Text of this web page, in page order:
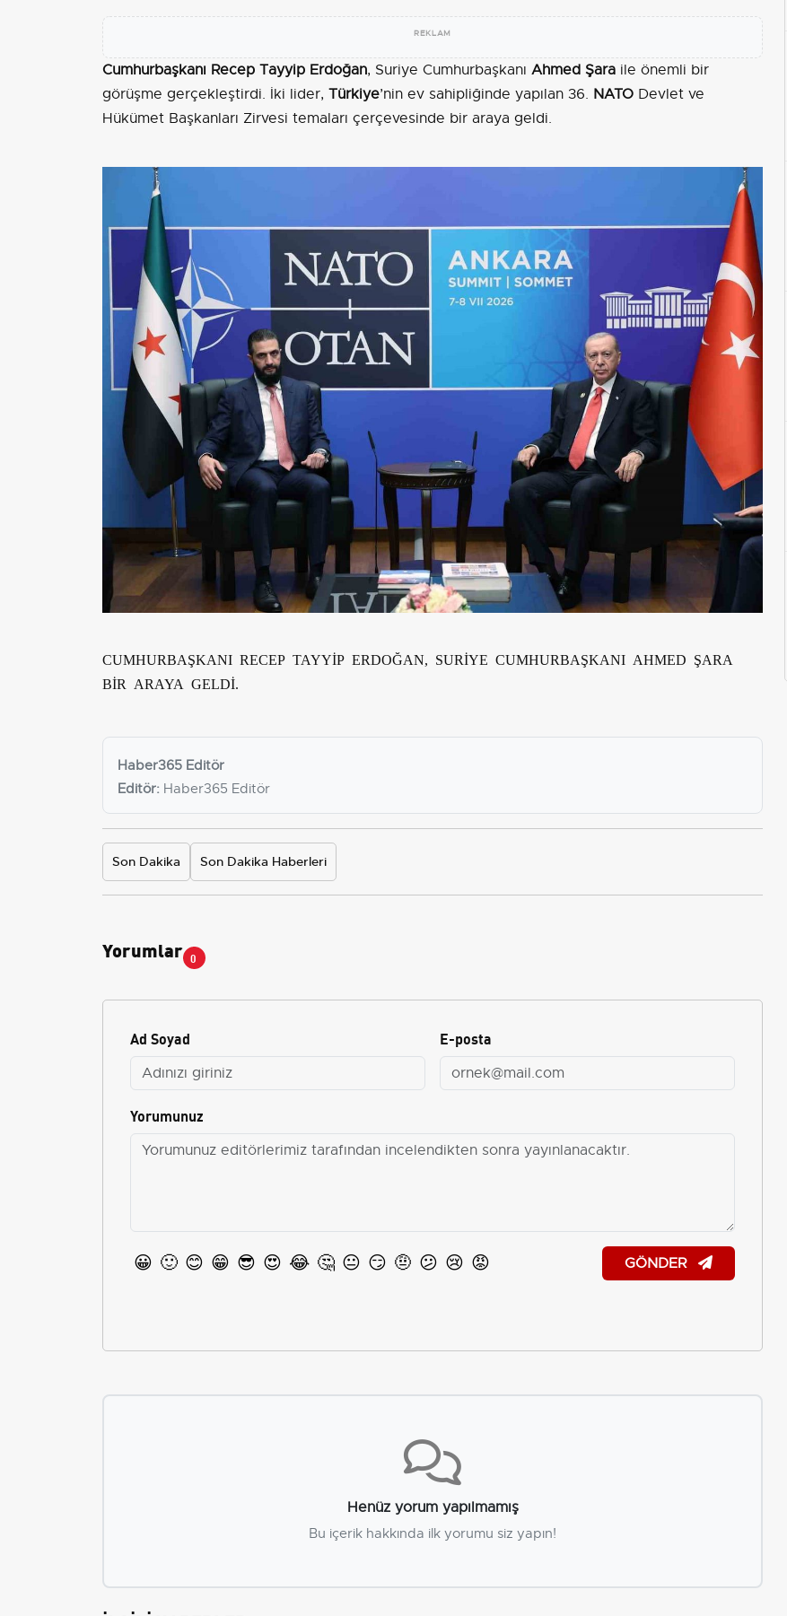
REKLAM
Cumhurbaşkanı Recep Tayyip Erdoğan, Suriye Cumhurbaşkanı Ahmed Şara ile önemli bir
görüşme gerçekleştirdi. İki lider, Türkiye’nin ev sahipliğinde yapılan 36. NATO Devlet ve
Hükümet Başkanları Zirvesi temaları çerçevesinde bir araya geldi.
CUMHURBAŞKANI RECEP TAYYİP ERDOĞAN, SURİYE CUMHURBAŞKANI AHMED ŞARA
BİR ARAYA GELDİ.
Haber365 Editör
Editör: Haber365 Editör
Son Dakika Son Dakika Haberleri
Yorumlar 0
Ad Soyad E-posta
Yorumunuz
😀 🙂 😊 😁 😎 😍 😂 🤔 😐 😏 🤨 😕 😢 😡 GÖNDER
Henüz yorum yapılmamış
Bu içerik hakkında ilk yorumu siz yapın!